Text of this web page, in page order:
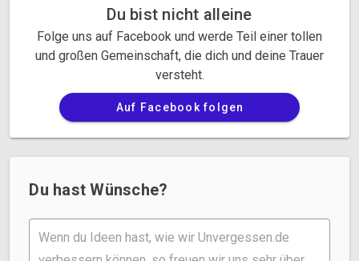
Du bist nicht alleine
Folge uns auf Facebook und werde Teil einer tollen
und großen Gemeinschaft, die dich und deine Trauer
versteht.
Auf Facebook folgen
Du hast Wünsche?